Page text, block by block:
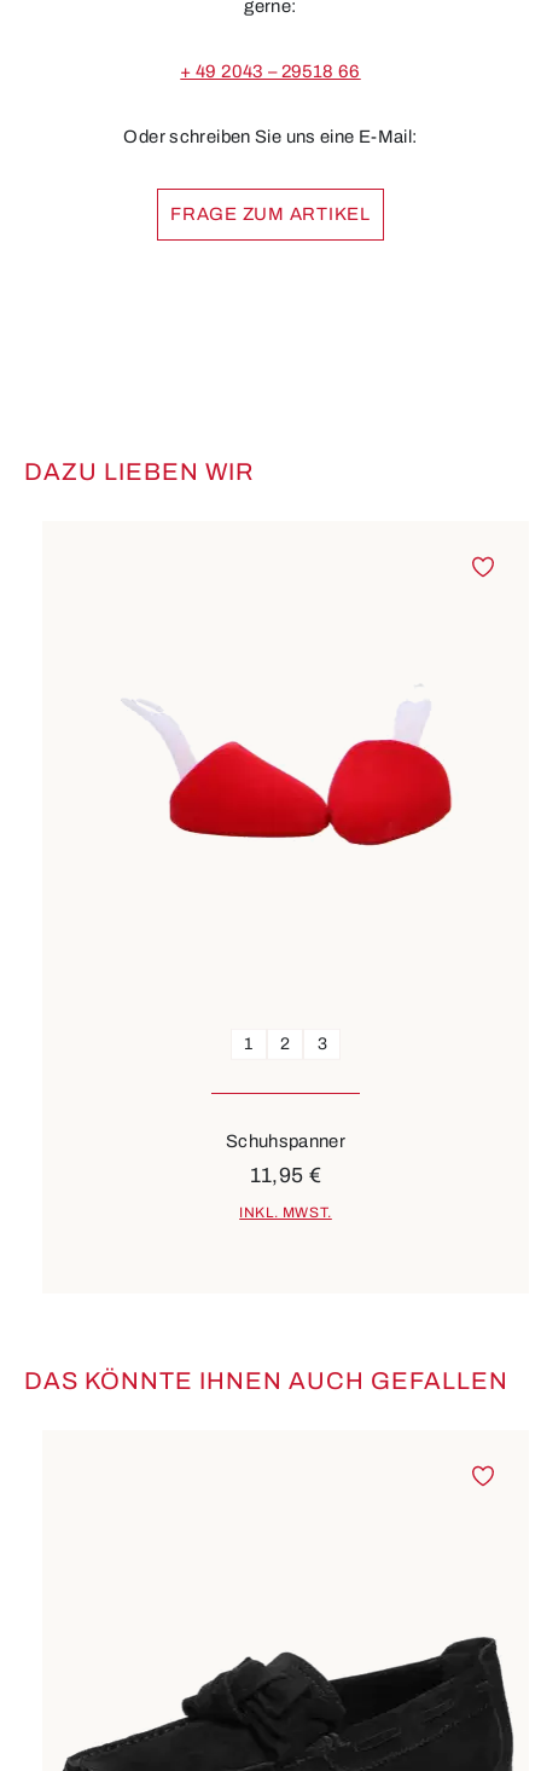
gerne:
+ 49 2043 – 29518 66
Oder schreiben Sie uns eine E-Mail:
FRAGE ZUM ARTIKEL
Produktgalerie überspringen
DAZU LIEBEN WIR
1 2 3
Schuhspanner
11,95 €
INKL. MWST.
Produktgalerie überspringen
DAS KÖNNTE IHNEN AUCH GEFALLEN